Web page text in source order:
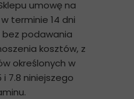
umowę na
terminie 14 dni
podawania
kosztów, z
określonych w
i 7.8 niniejszego